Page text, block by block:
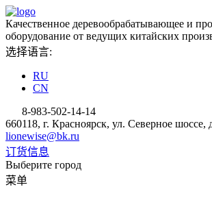
Качественное деревообрабатывающее и
оборудование от ведущих китайских
选择语言:
RU
CN
8-983-502-14-14
660118, г. Красноярск, ул. Северное шоссе,
lionewise@bk.ru
订货信息
Выберите город
菜单